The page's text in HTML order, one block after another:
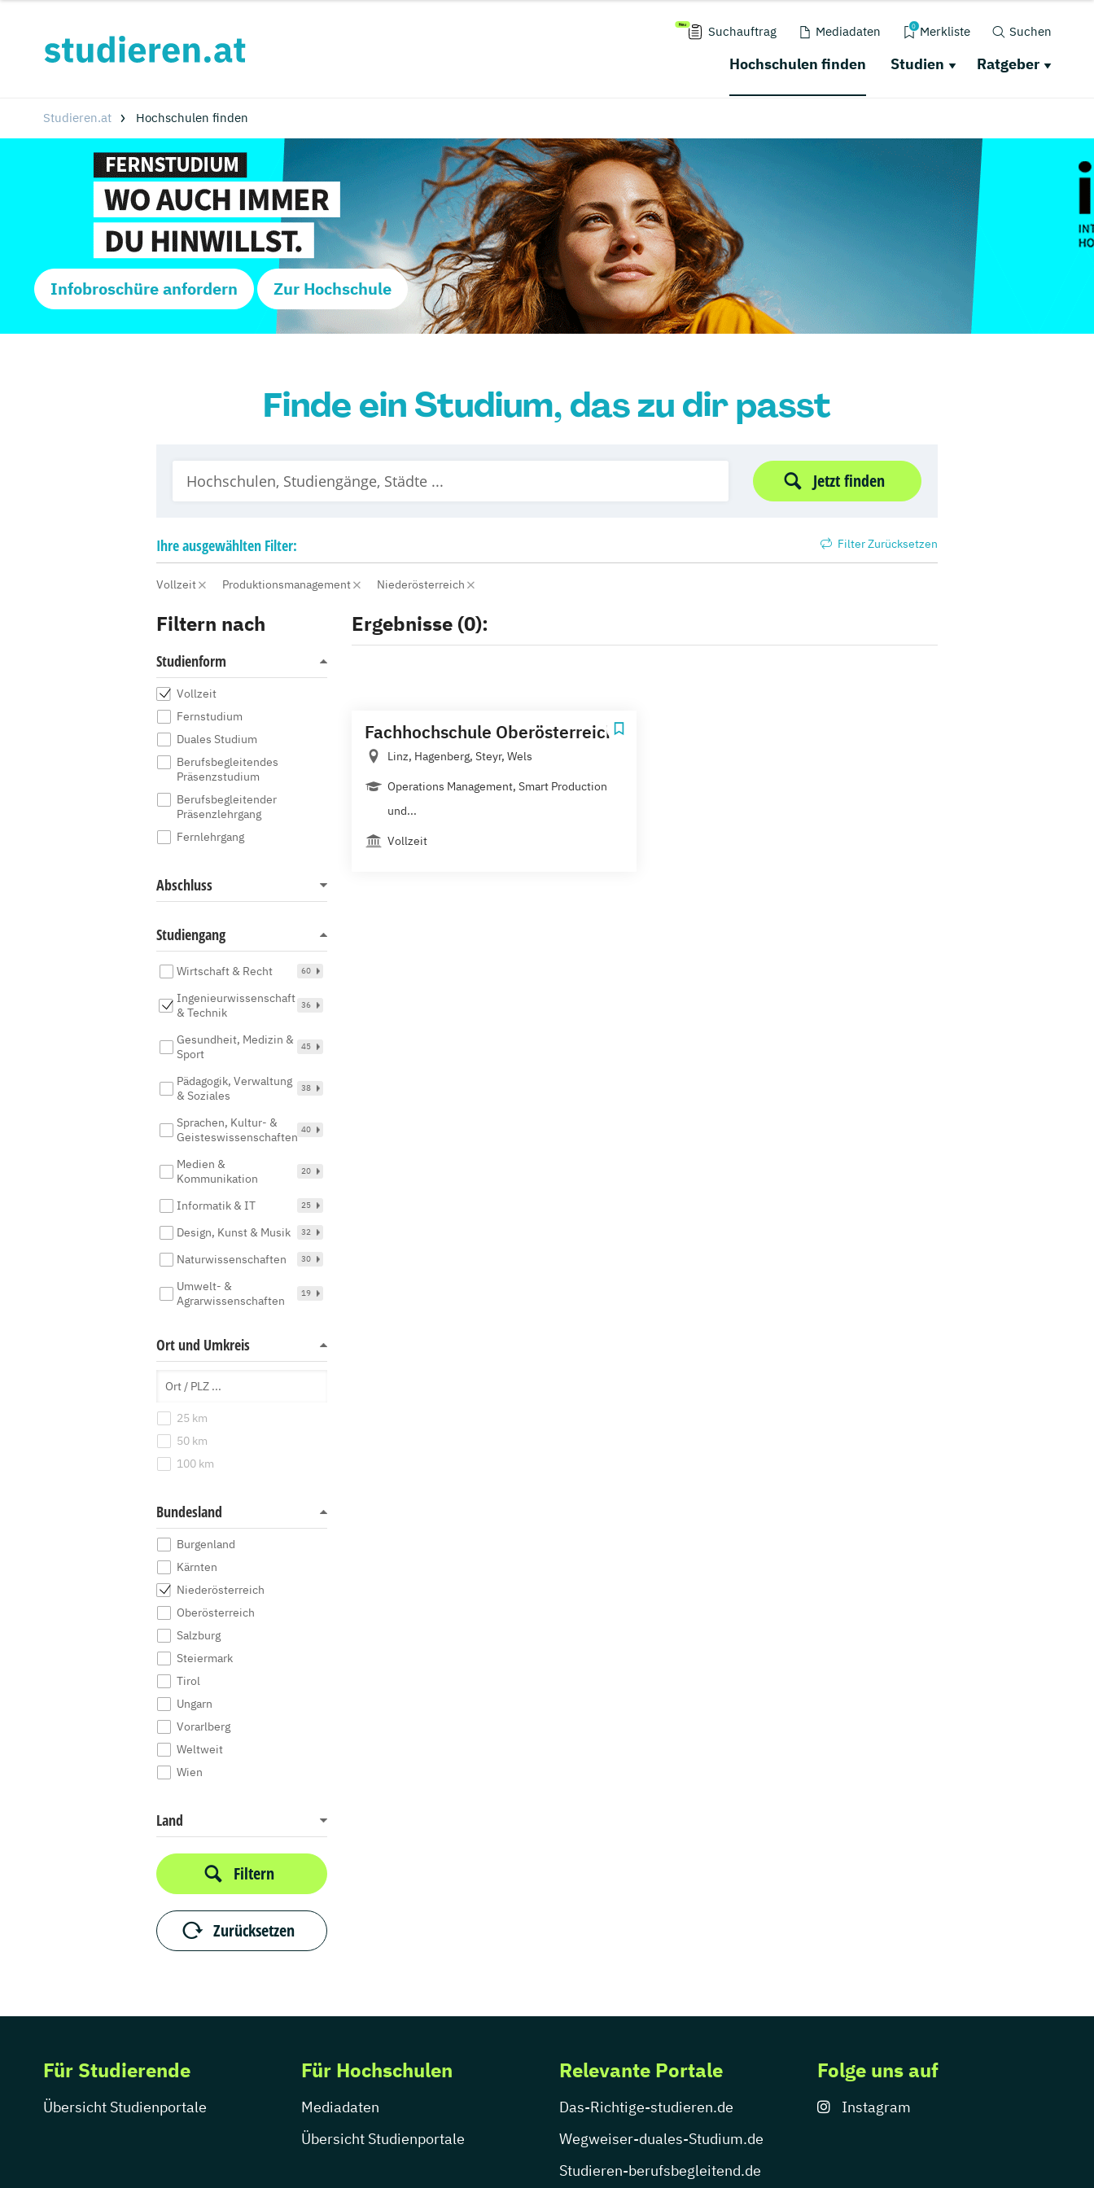
Suchauftrag Mediadaten 0 Merkliste Suchen
Hochschulen finden Studien Ratgeber
Studieren.at Hochschulen finden
Infobroschüre anfordern Zur Hochschule
Finde ein Studium, das zu dir passt
Jetzt finden
Ihreausgewählten Filter: Filter Zurücksetzen
Vollzeit Produktionsmanagement Niederösterreich
Filtern nach
Studienform
Vollzeit
Fernstudium
Duales Studium
Berufsbegleitendes
Präsenzstudium
Berufsbegleitender
Präsenzlehrgang
Fernlehrgang
Abschluss
Studiengang
Wirtschaft & Recht 60
Ingenieurwissenschaft
& Technik
36
Gesundheit, Medizin &
Sport
45
Pädagogik, Verwaltung
& Soziales
38
Sprachen, Kultur- &
Geisteswissenschaften
40
Medien &
Kommunikation
20
Informatik & IT 25
Design, Kunst & Musik 32
Naturwissenschaften 30
Umwelt- &
Agrarwissenschaften
19
Ort und Umkreis
25 km
50 km
100 km
Bundesland
Burgenland
Kärnten
Niederösterreich
Oberösterreich
Salzburg
Steiermark
Tirol
Ungarn
Vorarlberg
Weltweit
Wien
Land
Filtern
Zurücksetzen
Ergebnisse (0):
Fachhochschule Oberösterreich
Linz, Hagenberg, Steyr, Wels
Operations Management, Smart Production
und...
Vollzeit
Für Studierende
Übersicht Studienportale
Für Hochschulen
Mediadaten
Übersicht Studienportale
Relevante Portale
Das-Richtige-studieren.de
Wegweiser-duales-Studium.de
Studieren-berufsbegleitend.de
Folge uns auf
Instagram